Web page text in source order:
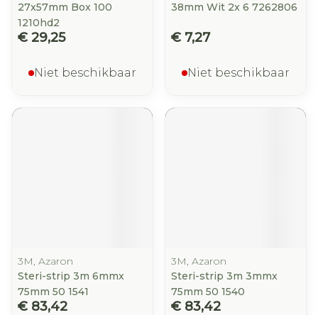
27x57mm Box 100
1210hd2
€ 29,25
Niet beschikbaar
38mm Wit 2x 6 7262806
€ 7,27
Niet beschikbaar
3M, Azaron
Steri-strip 3m 6mmx
75mm 50 1541
€ 83,42
3M, Azaron
Steri-strip 3m 3mmx
75mm 50 1540
€ 83,42